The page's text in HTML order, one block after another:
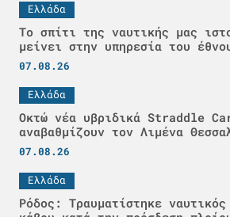
Ελλάδα
Το σπίτι της ναυτικής μας
μείνει στην υπηρεσία του
07.08.26
Ελλάδα
Οκτώ νέα υβριδικά Straddle
αναβαθμίζουν τον Λιμένα
07.08.26
Ελλάδα
Ρόδος: Τραυματίστηκε